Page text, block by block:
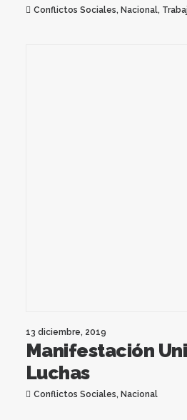
Conflictos Sociales, Nacional,
13 diciembre, 2019
Manifestación
Luchas
Conflictos Sociales, Nacional